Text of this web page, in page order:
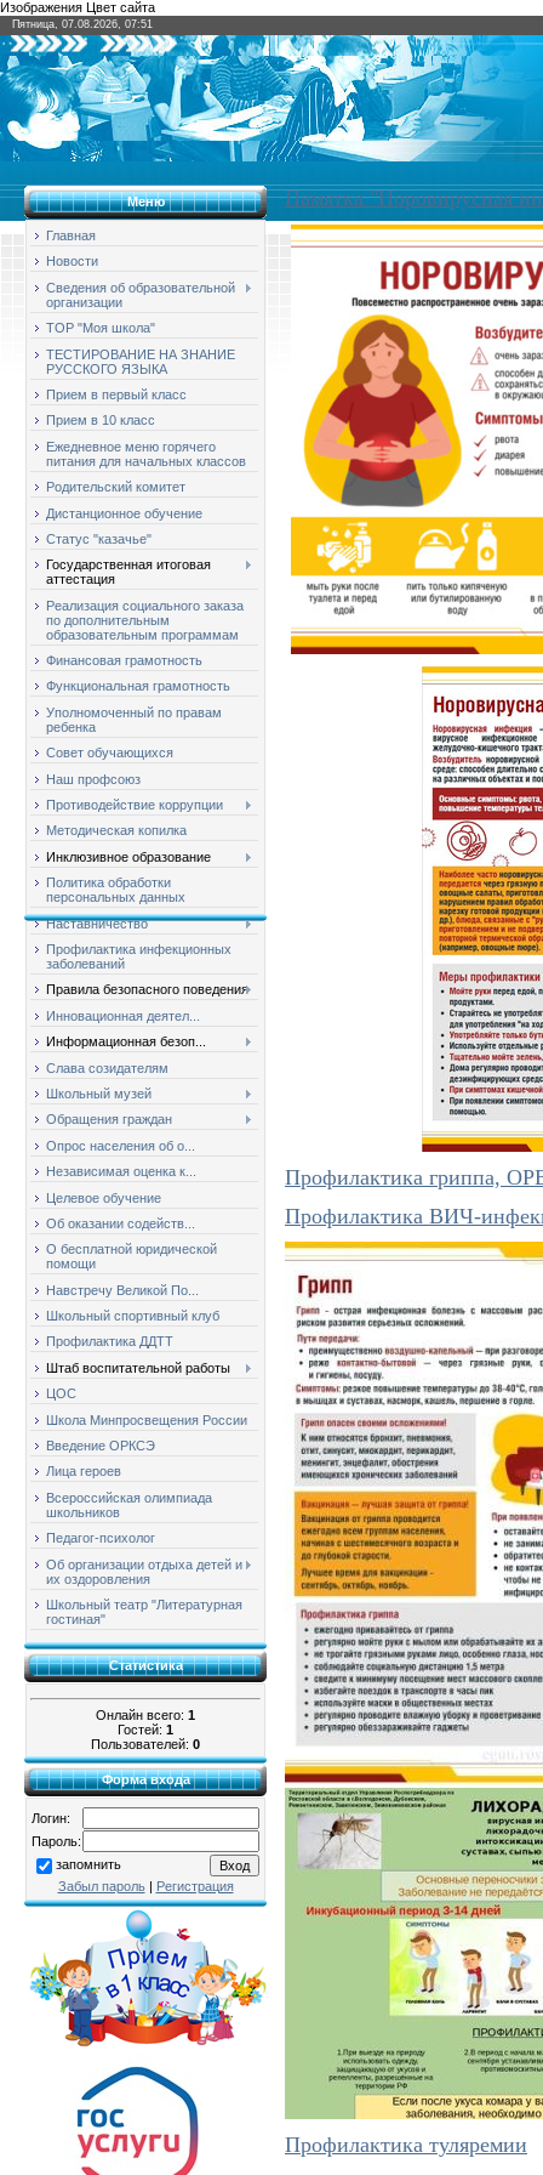
Изображения Цвет сайта
Пятница, 07.08.2026, 07:51
Меню
Главная
Новости
Сведения об образовательной
организации
ТОР "Моя школа"
ТЕСТИРОВАНИЕ НА ЗНАНИЕ
РУССКОГО ЯЗЫКА
Прием в первый класс
Прием в 10 класс
Ежедневное меню горячего
питания для начальных классов
Родительский комитет
Дистанционное обучение
Статус "казачье"
Государственная итоговая
аттестация
Реализация социального заказа
по дополнительным
образовательным программам
Финансовая грамотность
Функциональная грамотность
Уполномоченный по правам
ребенка
Совет обучающихся
Наш профсоюз
Противодействие коррупции
Методическая копилка
Инклюзивное образование
Политика обработки
персональных данных
Наставничество
Профилактика инфекционных
заболеваний
Правила безопасного поведения
Инновационная деятел...
Информационная безоп...
Слава созидателям
Школьный музей
Обращения граждан
Опрос населения об о...
Независимая оценка к...
Целевое обучение
Об оказании содейств...
О бесплатной юридической
помощи
Навстречу Великой По...
Школьный спортивный клуб
Профилактика ДДТТ
Штаб воспитательной работы
ЦОС
Школа Минпросвещения России
Введение ОРКСЭ
Лица героев
Всероссийская олимпиада
школьников
Педагог-психолог
Об организации отдыха детей и
их оздоровления
Школьный театр "Литературная
гостиная"
Статистика
Онлайн всего: 1
Гостей: 1
Пользователей: 0
Форма входа
Логин:
Пароль:
запомнить
Забыл пароль| Регистрация
Памятка "Норовирусная
Профилактика гриппа,
Профилактика ВИЧ-
Профилактика туляремии